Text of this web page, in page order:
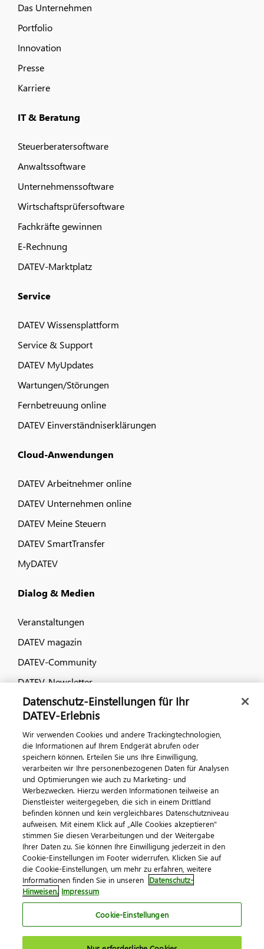
Das Unternehmen
Portfolio
Innovation
Presse
Karriere
IT & Beratung
Steuerberatersoftware
Anwaltssoftware
Unternehmenssoftware
Wirtschaftsprüfersoftware
Fachkräfte gewinnen
E-Rechnung
DATEV-Marktplatz
Service
DATEV Wissensplattform
Service & Support
DATEV MyUpdates
Wartungen/Störungen
Fernbetreuung online
DATEV Einverständniserklärungen
Cloud-Anwendungen
DATEV Arbeitnehmer online
DATEV Unternehmen online
DATEV Meine Steuern
DATEV SmartTransfer
MyDATEV
Dialog & Medien
Veranstaltungen
DATEV magazin
DATEV-Community
DATEV-Newsletter
DATEV Ratgeber
Kontaktieren Sie uns
© 2026 DATEV eG
ImpressumDatenschutzAGBKontakt
Cookie-Einstellungen
Datenschutz-Einstellungen für Ihr
DATEV-Erlebnis
Wir verwenden Cookies und andere Trackingtechnologien,
die Informationen auf Ihrem Endgerät abrufen oder
speichern können. Erteilen Sie uns Ihre Einwilligung,
verarbeiten wir Ihre personenbezogenen Daten für Analysen
und Optimierungen wie auch zu Marketing- und
Werbezwecken. Hierzu werden Informationen teilweise an
Dienstleister weitergegeben, die sich in einem Drittland
befinden können und kein vergleichbares Datenschutzniveau
aufweisen. Mit einem Klick auf „Alle Cookies akzeptieren"
stimmen Sie diesen Verarbeitungen und der Weitergabe
Ihrer Daten zu. Sie können Ihre Einwilligung jederzeit in den
Cookie-Einstellungen im Footer widerrufen. Klicken Sie auf
die Cookie-Einstellungen, um mehr zu erfahren, weitere
Informationen finden Sie in unseren Datenschutz-
Hinweisen. Impressum
Cookie-Einstellungen